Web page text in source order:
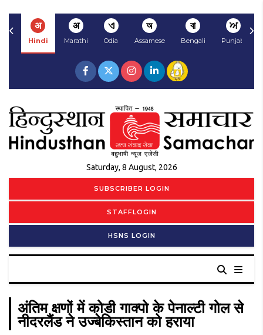
अ
Hindi
अ
Marathi
ଏ
Odia
অ
Assamese
বা
Bengali
ਅ
Punjabi
Saturday, 8 August, 2026
SUBSCRIBER LOGIN
STAFFLOGIN
HSNS LOGIN
अंतिम क्षणों में कोडी गाक्पो के पेनाल्टी गोल से
नीदरलैंड ने उज्बेकिस्तान को हराया